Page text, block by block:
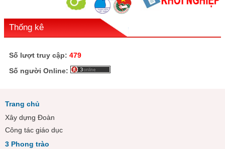
Thống kê
Số lượt truy cập: 479
Số người Online:
Trang chủ
Xây dựng Đoàn
Công tác giáo dục
3 Phong trào